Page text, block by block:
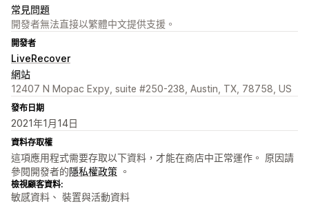
常見問題
開發者無法直接以繁體中文提供支援。
開發者
LiveRecover
網站
12407 N Mopac Expy, suite #250-238, Austin, TX, 78758, US
發布日期
2021年1月14日
資料存取權
這項應用程式需要存取以下資料，才能在商店中正常運作。 原因請
參閱開發者的隱私權政策 。
檢視顧客資料:
敏感資料、 裝置與活動資料